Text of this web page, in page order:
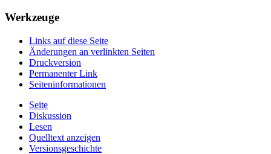
Werkzeuge
Links auf diese Seite
Änderungen an verlinkten Seiten
Druckversion
Permanenter Link
Seiten­­informationen
Seite
Diskussion
Lesen
Quelltext anzeigen
Versionsgeschichte